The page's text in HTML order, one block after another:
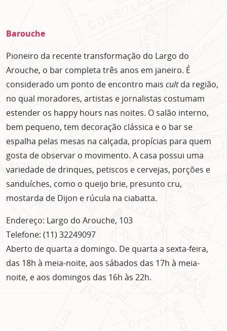
Barouche
Pioneiro da recente transformação do Largo do
Arouche, o bar completa três anos em janeiro. É
considerado um ponto de encontro mais cultda região,
no qual moradores, artistas e jornalistas costumam
estender os happy hours nas noites. O salão interno,
bem pequeno, tem decoração clássica e o bar se
espalha pelas mesas na calçada, propícias para quem
gosta de observar o movimento. A casa possui uma
variedade de drinques, petiscos e cervejas, porções e
sanduíches, como o queijo brie, presunto cru,
mostarda de Dijon e rúcula na ciabatta.
Endereço: Largo do Arouche, 103
Telefone: (11) 32249097
Aberto de quarta a domingo. De quarta a sexta-feira,
das 18h à meia-noite, aos sábados das 17h à meia-
noite, e aos domingos das 16h às 22h.